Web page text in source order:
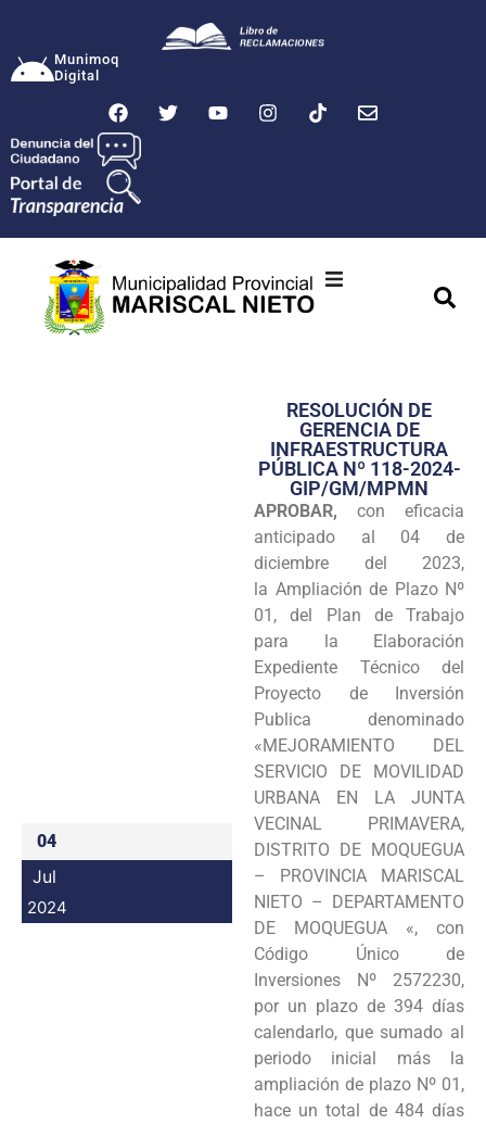
Munimoq
Digital
Transparencia
Seguridad
Programas
Intranet
04
Jul
2024
RESOLUCIÓN DE
GERENCIA DE
INFRAESTRUCTURA
PÚBLICA Nº 118-2024-
GIP/GM/MPMN
APROBAR, con eficacia
anticipado al 04 de
diciembre del 2023,
la Ampliación de Plazo Nº
01, del Plan de Trabajo
para la Elaboración
Expediente Técnico del
Proyecto de Inversión
Publica denominado
«MEJORAMIENTO DEL
SERVICIO DE MOVILIDAD
URBANA EN LA JUNTA
VECINAL PRIMAVERA,
DISTRITO DE MOQUEGUA
– PROVINCIA MARISCAL
NIETO – DEPARTAMENTO
DE MOQUEGUA «, con
Código Único de
Inversiones Nº 2572230,
por un plazo de 394 días
calendarlo, que sumado al
periodo inicial más la
ampliación de plazo Nº 01,
hace un total de 484 días